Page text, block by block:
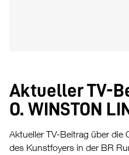
Aktueller TV-
O. WINSTON
Aktueller TV-Beitrag über die
des Kunstfoyers in der BR